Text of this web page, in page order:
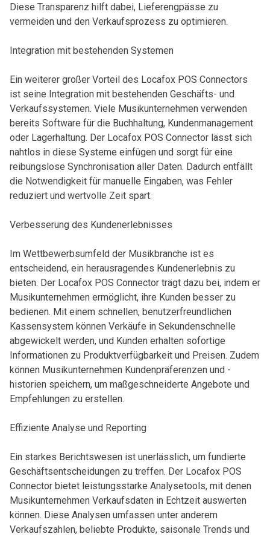
Diese Transparenz hilft dabei, Lieferengpässe zu
vermeiden und den Verkaufsprozess zu optimieren.
Integration mit bestehenden Systemen
Ein weiterer großer Vorteil des Locafox POS Connectors
ist seine Integration mit bestehenden Geschäfts- und
Verkaufssystemen. Viele Musikunternehmen verwenden
bereits Software für die Buchhaltung, Kundenmanagement
oder Lagerhaltung. Der Locafox POS Connector lässt sich
nahtlos in diese Systeme einfügen und sorgt für eine
reibungslose Synchronisation aller Daten. Dadurch entfällt
die Notwendigkeit für manuelle Eingaben, was Fehler
reduziert und wertvolle Zeit spart.
Verbesserung des Kundenerlebnisses
Im Wettbewerbsumfeld der Musikbranche ist es
entscheidend, ein herausragendes Kundenerlebnis zu
bieten. Der Locafox POS Connector trägt dazu bei, indem er
Musikunternehmen ermöglicht, ihre Kunden besser zu
bedienen. Mit einem schnellen, benutzerfreundlichen
Kassensystem können Verkäufe in Sekundenschnelle
abgewickelt werden, und Kunden erhalten sofortige
Informationen zu Produktverfügbarkeit und Preisen. Zudem
können Musikunternehmen Kundenpräferenzen und -
historien speichern, um maßgeschneiderte Angebote und
Empfehlungen zu erstellen.
Effiziente Analyse und Reporting
Ein starkes Berichtswesen ist unerlässlich, um fundierte
Geschäftsentscheidungen zu treffen. Der Locafox POS
Connector bietet leistungsstarke Analysetools, mit denen
Musikunternehmen Verkaufsdaten in Echtzeit auswerten
können. Diese Analysen umfassen unter anderem
Verkaufszahlen, beliebte Produkte, saisonale Trends und